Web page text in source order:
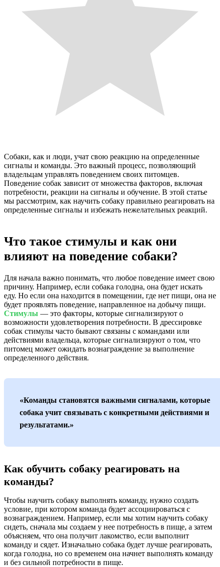
Собаки, как и люди, учат свою реакцию на определенные
сигналы и команды. Это важный процесс, позволяющий
владельцам управлять поведением своих питомцев.
Поведение собак зависит от множества факторов, включая
потребности, реакции на сигналы и обучение. В этой статье
мы рассмотрим, как научить собаку правильно реагировать на
определенные сигналы и избежать нежелательных реакций.
Что такое стимулы и как они
влияют на поведение собаки?
Для начала важно понимать, что любое поведение имеет свою
причину. Например, если собака голодна, она будет искать
еду. Но если она находится в помещении, где нет пищи, она не
будет проявлять поведение, направленное на добычу пищи.
Стимулы — это факторы, которые сигнализируют о
возможности удовлетворения потребности. В дрессировке
собак стимулы часто бывают связаны с командами или
действиями владельца, которые сигнализируют о том, что
питомец может ожидать вознаграждение за выполнение
определенного действия.
«Команды становятся важными сигналами, которые
собака учит связывать с конкретными действиями и
результатами.»
Как обучить собаку реагировать на
команды?
Чтобы научить собаку выполнять команду, нужно создать
условие, при котором команда будет ассоциироваться с
вознаграждением. Например, если мы хотим научить собаку
сидеть, сначала мы создаем у нее потребность в пище, а затем
объясняем, что она получит лакомство, если выполнит
команду и сядет. Изначально собака будет лучше реагировать,
когда голодна, но со временем она начнет выполнять команду
и без сильной потребности в пище.